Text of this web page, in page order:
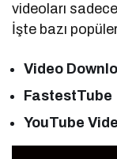
videoları
İşte bazı
Video
FastestTube
YouTube